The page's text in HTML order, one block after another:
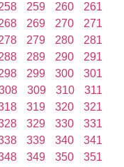
259 260
261
269 270
271
279 280
281
289 290
291
299 300
301
309 310
311
319 320
321
329 330
331
339 340
341
349 350
351